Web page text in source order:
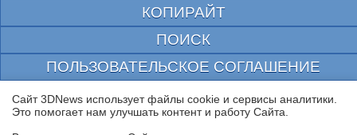
КОПИРАЙТ
ПОИСК
ПОЛЬЗОВАТЕЛЬСКОЕ СОГЛАШЕНИЕ
ЗАЩИЩЕНО CURATOR
© 1997—2026 Электронное периодическое издание "3ДНьюс" | Свидетельство о
Сайт 3DNews использует файлы cookie и сервисы аналитики.
Это помогает нам улучшать контент и работу Cайта.